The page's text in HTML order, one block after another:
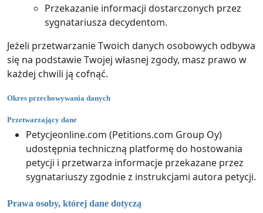
Przekazanie informacji dostarczonych przez
sygnatariusza decydentom.
Jeżeli przetwarzanie Twoich danych osobowych odbywa
się na podstawie Twojej własnej zgody, masz prawo w
każdej chwili ją cofnąć.
Okres przechowywania danych
Przetwarzający dane
Petycjeonline.com (Petitions.com Group Oy)
udostępnia techniczną platformę do hostowania
petycji i przetwarza informacje przekazane przez
sygnatariuszy zgodnie z instrukcjami autora petycji.
Prawa osoby, której dane dotyczą